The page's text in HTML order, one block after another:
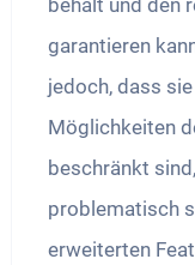
garantieren
jedoch, dass
Möglichkeiten
beschränkt
problematisch
erweiterten